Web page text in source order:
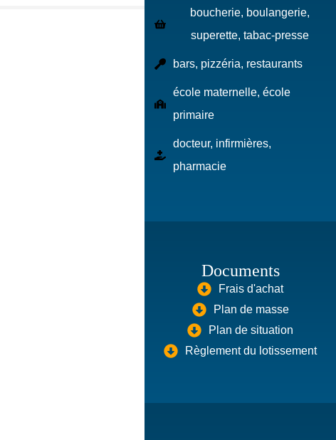
boucherie, boulangerie,
superette, tabac-presse
bars, pizzéria, restaurants
école maternelle, école
primaire
docteur, infirmières,
pharmacie
Documents
Frais d'achat
Plan de masse
Plan de situation
Règlement du lotissement